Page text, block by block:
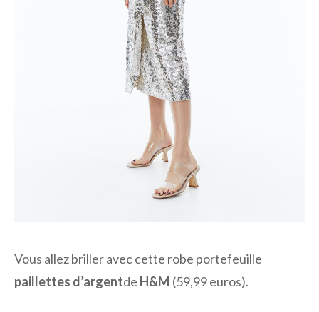
Vous allez briller avec cette robe portefeuille
paillettes d’argentde H&M (59,99 euros).